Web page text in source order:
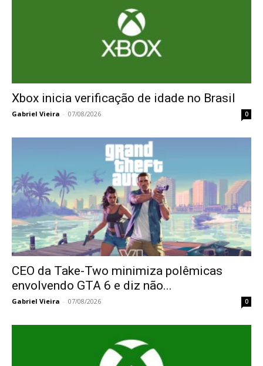
Xbox inicia verificação de idade no Brasil
Gabriel Vieira - 07/08/2026 0
CEO da Take-Two minimiza polêmicas
envolvendo GTA 6 e diz não...
Gabriel Vieira - 07/08/2026 0